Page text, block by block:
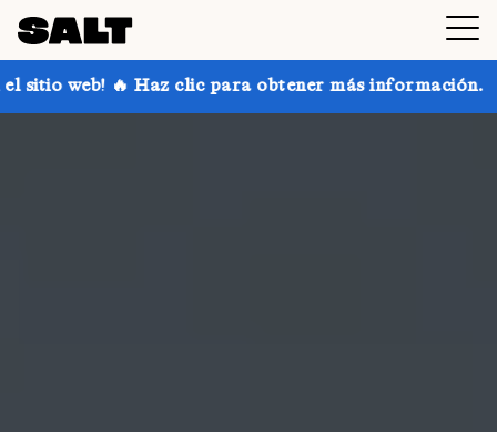
para obtener más información. ¡Consigue hasta